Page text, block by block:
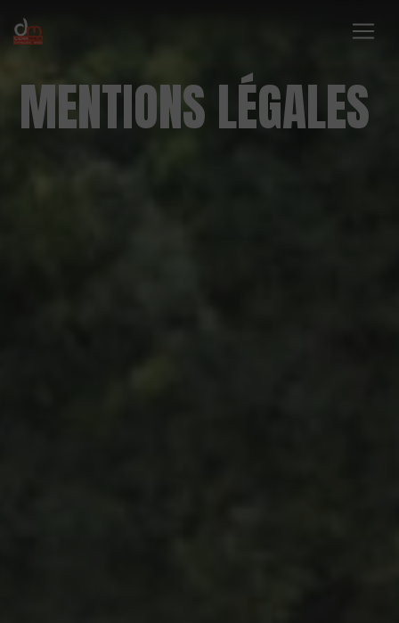
MENTIONS LÉGALES